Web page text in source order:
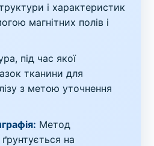
і характеристик
магнітних полів і
під час якої
тканини для
з метою уточнення
Метод
на